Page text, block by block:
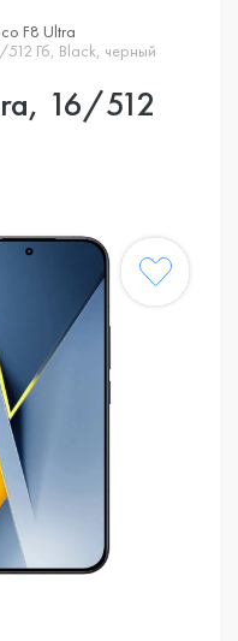
F8 Ultra
Гб, Black, черный
16/512